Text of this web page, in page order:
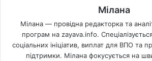
Мілана
Мілана — провідна редакторка та
програм на zayava.info.
соціальних ініціатив, виплат для ВПО та
підтримки. Мілана фокусується на